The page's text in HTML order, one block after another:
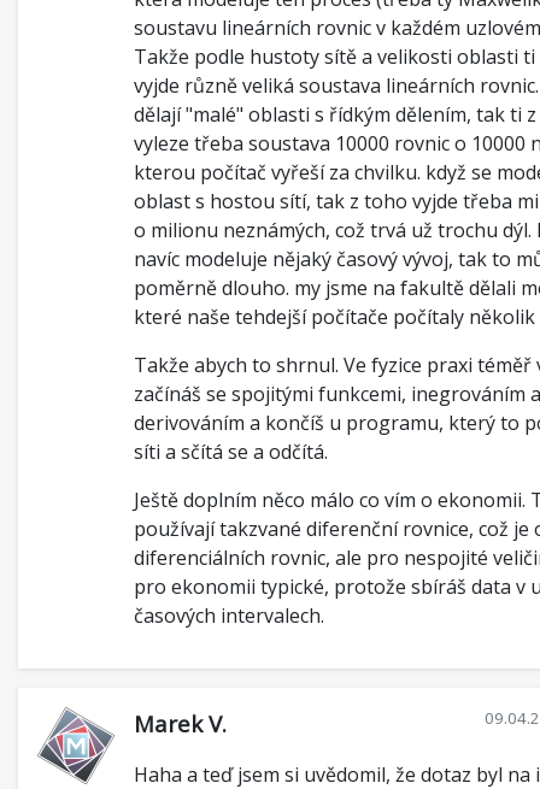
soustavu lineárních rovnic v každém
Takže podle hustoty sítě a velikosti oblasti
vyjde různě veliká soustava lineárních
dělají "malé" oblasti s řídkým dělením, tak ti
vyleze třeba soustava 10000 rovnic o 10000
kterou počítač vyřeší za chvilku. když se
oblast s hostou sítí, tak z toho vyjde třeba
o milionu neznámých, což trvá už trochu dýl.
navíc modeluje nějaký časový vývoj, tak to
poměrně dlouho. my jsme na fakultě dělali
které naše tehdejší počítače počítaly několik
Takže abych to shrnul. Ve fyzice praxi téměř
začínáš se spojitými funkcemi, inegrováním a
derivováním a končíš u programu, který to
síti a sčítá se a odčítá.
Ještě doplním něco málo co vím o ekonomii.
používají takzvané diferenční rovnice, což je
diferenciálních rovnic, ale pro nespojité
pro ekonomii typické, protože sbíráš data v
časových intervalech.
Marek V.
Haha a teď jsem si uvědomil, že dotaz byl